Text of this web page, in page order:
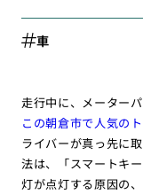
車
走行中に、メーター
この朝倉市で人気の
ライバーが真っ先に
法は、「スマートキ
灯が点灯する原因の